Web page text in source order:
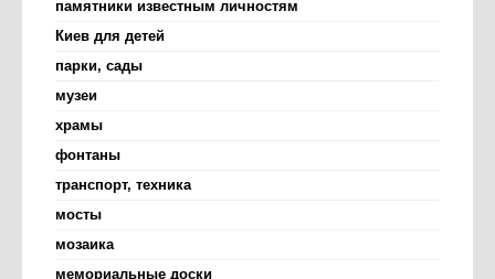
памятники известным личностям
Киев для детей
парки, сады
музеи
храмы
фонтаны
транспорт, техника
мосты
мозаика
мемориальные доски